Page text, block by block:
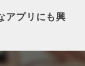
アプリにも興